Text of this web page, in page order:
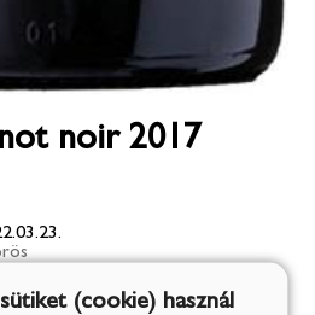
noir 2017
hordóban. Könnyed, kerek savú
(cookie) használ